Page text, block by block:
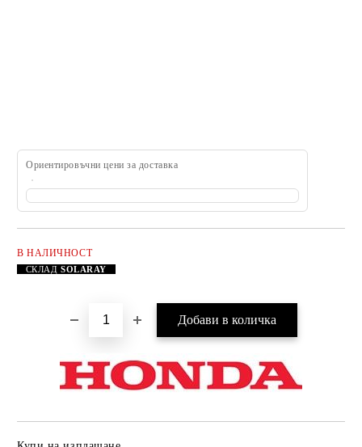
Ориентировъчни цени за доставка
В НАЛИЧНОСТ
СКЛАДSOLARAY